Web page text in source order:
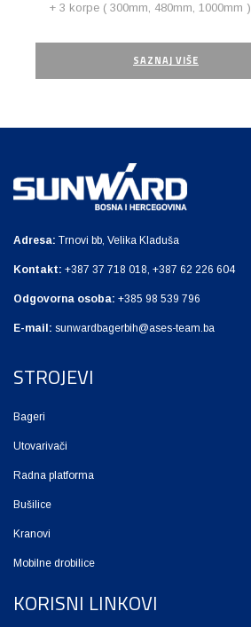
+ 3 korpe ( 300mm, 480mm, 1000mm )
SAZNAJ VIŠE
Adresa: Trnovi bb, Velika Kladuša
Kontakt: +387 37 718 018, +387 62 226 604
Odgovorna osoba: +385 98 539 796
E-mail: sunwardbagerbih@ases-team.ba
STROJEVI
Bageri
Utovarivači
Radna platforma
Bušilice
Kranovi
Mobilne drobilice
KORISNI LINKOVI